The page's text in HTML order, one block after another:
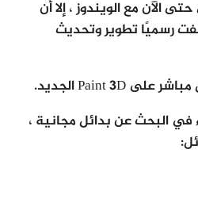
الآن مع الويندوز ، إلا أن
رسميًا تطوير وتحديث
في البحث عن بدائل مجانية ،